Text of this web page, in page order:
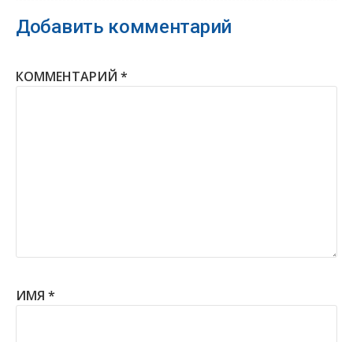
Добавить комментарий
КОММЕНТАРИЙ *
ИМЯ *